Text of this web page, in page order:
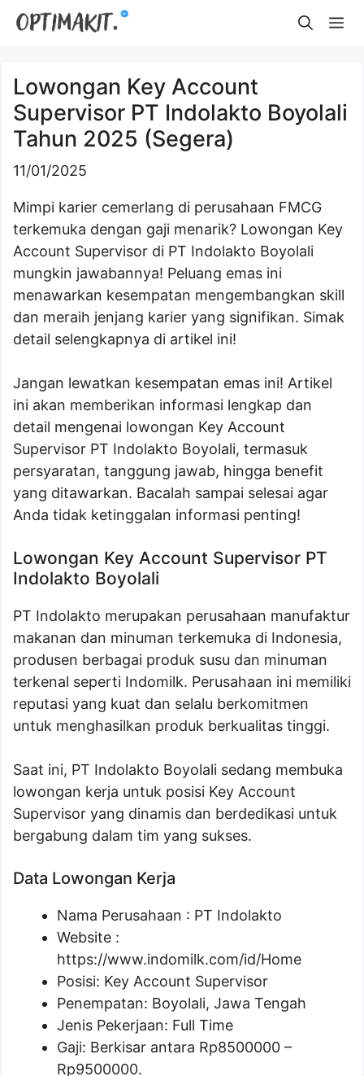
Skip
Lowongan Key Account
Supervisor PT Indolakto Boyolali
Tahun 2025 (Segera)
11/01/2025
Mimpi karier cemerlang di perusahaan FMCG
terkemuka dengan gaji menarik? Lowongan Key
Account Supervisor di PT Indolakto Boyolali
mungkin jawabannya! Peluang emas ini
menawarkan kesempatan mengembangkan skill
dan meraih jenjang karier yang signifikan. Simak
detail selengkapnya di artikel ini!
Jangan lewatkan kesempatan emas ini! Artikel
ini akan memberikan informasi lengkap dan
detail mengenai lowongan Key Account
Supervisor PT Indolakto Boyolali, termasuk
persyaratan, tanggung jawab, hingga benefit
yang ditawarkan. Bacalah sampai selesai agar
Anda tidak ketinggalan informasi penting!
Lowongan Key Account Supervisor PT
Indolakto Boyolali
PT Indolakto merupakan perusahaan manufaktur
makanan dan minuman terkemuka di Indonesia,
produsen berbagai produk susu dan minuman
terkenal seperti Indomilk. Perusahaan ini memiliki
reputasi yang kuat dan selalu berkomitmen
untuk menghasilkan produk berkualitas tinggi.
Saat ini, PT Indolakto Boyolali sedang membuka
lowongan kerja untuk posisi Key Account
Supervisor yang dinamis dan berdedikasi untuk
bergabung dalam tim yang sukses.
Data Lowongan Kerja
Nama Perusahaan : PT Indolakto
Website :
https://www.indomilk.com/id/Home
Posisi: Key Account Supervisor
Penempatan: Boyolali, Jawa Tengah
Jenis Pekerjaan: Full Time
Gaji: Berkisar antara Rp8500000 –
Rp9500000.